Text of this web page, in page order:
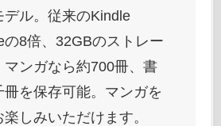
デル。従来のKindle
の8倍、32GBのストレー
マンガなら約700冊、書
冊を保存可能。マンガを
しみいただけます。